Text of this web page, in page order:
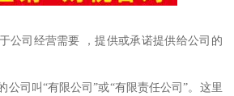
公司经营需要 ，提供或承诺提供给公司的
公司叫“有限公司”或“有限责任公司”。这里